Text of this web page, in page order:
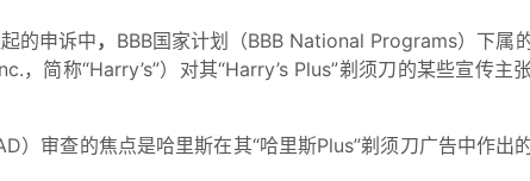
的申诉中， BBB国家计划（BBB National Programs）下属
简称“Harry’s”）对其“Harry’s Plus”剃须刀的某些宣传主
审查的焦点是哈里斯在其“哈里斯Plus”剃须刀广告中作出